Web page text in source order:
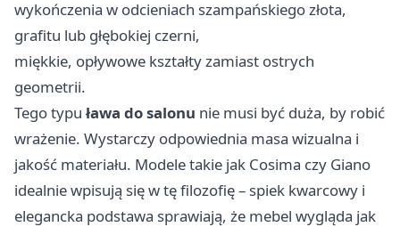
wykończenia w odcieniach szampańskiego złota,
grafitu lub głębokiej czerni,
miękkie, opływowe kształty zamiast ostrych
geometrii.
Tego typu ława do salonu nie musi być duża, by robić
wrażenie. Wystarczy odpowiednia masa wizualna i
jakość materiału. Modele takie jak Cosima czy Giano
idealnie wpisują się w tę filozofię – spiek kwarcowy i
elegancka podstawa sprawiają, że mebel wygląda jak